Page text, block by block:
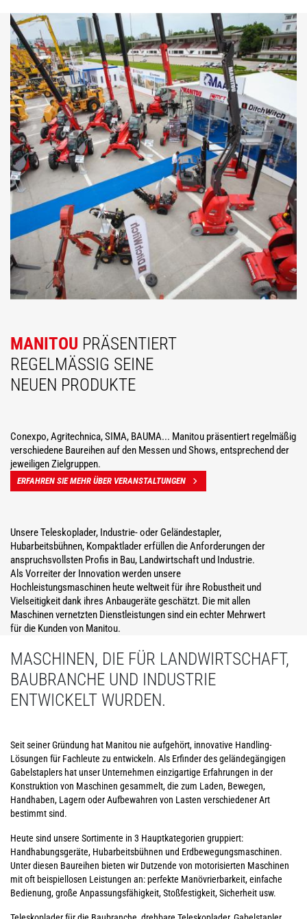
MANITOU PRÄSENTIERT
REGELMÄSSIG SEINE N
EUEN PRODUKTE
Conexpo, Agritechnica, SIMA, BAUMA... Manitou präsentiert regelmäßig
verschiedene Baureihen auf den Messen und Shows, entsprechend der
jeweiligen Zielgruppen.
ERFAHREN SIE MEHR ÜBER VERANSTALTUNGEN
Unsere Teleskoplader, Industrie- oder Geländestapler,
Hubarbeitsbühnen, Kompaktlader erfüllen die Anforderungen der
anspruchsvollsten Profis in Bau, Landwirtschaft und Industrie.
Als Vorreiter der Innovation werden unsere
Hochleistungsmaschinen heute weltweit für ihre Robustheit und
Vielseitigkeit dank ihres Anbaugeräte geschätzt. Die mit allen
Maschinen vernetzten Dienstleistungen sind ein echter Mehrwert
für die Kunden von Manitou.
MASCHINEN, DIE FÜR LANDWIRTSCHAFT,
BAUBRANCHE UND INDUSTRIE
ENTWICKELT WURDEN.
Seit seiner Gründung hat Manitou nie aufgehört, innovative Handling-
Lösungen für Fachleute zu entwickeln. Als Erfinder des geländegängigen
Gabelstaplers hat unser Unternehmen einzigartige Erfahrungen in der
Konstruktion von Maschinen gesammelt, die zum Laden, Bewegen,
Handhaben, Lagern oder Aufbewahren von Lasten verschiedener Art
bestimmt sind.
Heute sind unsere Sortimente in 3 Hauptkategorien gruppiert:
Handhabungsgeräte, Hubarbeitsbühnen und Erdbewegungsmaschinen.
Unter diesen Baureihen bieten wir Dutzende von motorisierten Maschinen
mit oft beispiellosen Leistungen an: perfekte Manövrierbarkeit, einfache
Bedienung, große Anpassungsfähigkeit, Stoßfestigkeit, Sicherheit usw.